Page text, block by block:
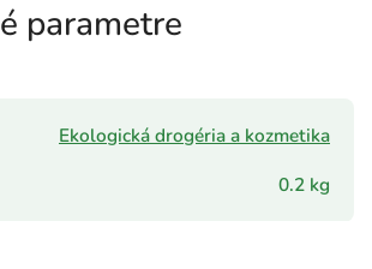
parametre
Ekologická drogéria a kozmetika
0.2 kg